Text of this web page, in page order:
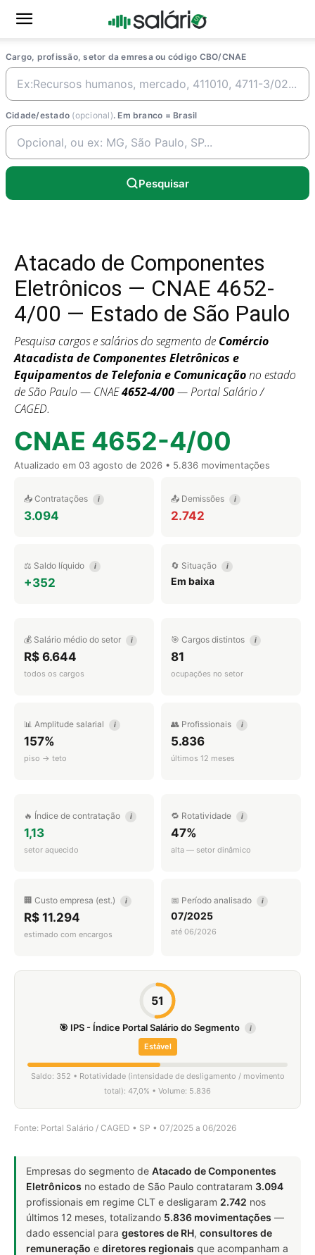
Cargo, profissão, setor da emresa ou código CBO/CNAE
Cidade/estado (opcional). Em branco = Brasil
Pesquisar
Atacado de Componentes
Eletrônicos — CNAE 4652-
4/00 — Estado de São Paulo
Pesquisa cargos e salários do segmento de Comércio
Atacadista de Componentes Eletrônicos e
Equipamentos de Telefonia e Comunicaçãono estado
de São Paulo — CNAE4652-4/00— Portal Salário /
CAGED.
CNAE 4652-4/00
Atualizado em 03 agosto de 2026 • 5.836 movimentações
📥 Contratações i
3.094
📤 Demissões i
2.742
⚖️ Saldo líquido i
+352
🔄 Situação i
Em baixa
💰 Salário médio do setor i
R$ 6.644
todos os cargos
🎯 Cargos distintos i
81
ocupações no setor
📊 Amplitude salarial i
157%
piso → teto
👥 Profissionais i
5.836
últimos 12 meses
🔥 Índice de contratação i
1,13
setor aquecido
🔁 Rotatividade i
47%
alta — setor dinâmico
🏢 Custo empresa (est.) i
R$ 11.294
estimado com encargos
📅 Período analisado i
07/2025
até 06/2026
51
🎯 IPS - Índice Portal Salário do Segmento i
Estável
Saldo: 352 • Rotatividade (intensidade de desligamento / movimento
total): 47,0% • Volume: 5.836
Fonte: Portal Salário / CAGED • SP • 07/2025 a 06/2026
Empresas do segmento de Atacado de Componentes
Eletrônicos no estado de São Paulo contrataram 3.094
profissionais em regime CLT e desligaram 2.742 nos
últimos 12 meses, totalizando 5.836 movimentações —
dado essencial para gestores de RH, consultores de
remuneração e diretores regionais que acompanham a